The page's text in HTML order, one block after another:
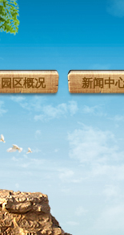
园区概况 新闻中